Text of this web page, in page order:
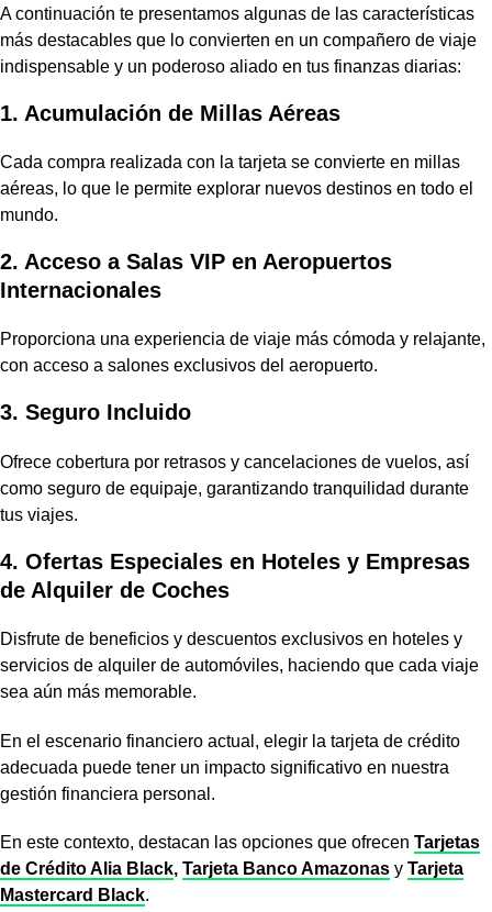
A continuación te presentamos algunas de las características
más destacables que lo convierten en un compañero de viaje
indispensable y un poderoso aliado en tus finanzas diarias:
1. Acumulación de Millas Aéreas
Cada compra realizada con la tarjeta se convierte en millas
aéreas, lo que le permite explorar nuevos destinos en todo el
mundo.
2. Acceso a Salas VIP en Aeropuertos
Internacionales
Proporciona una experiencia de viaje más cómoda y relajante,
con acceso a salones exclusivos del aeropuerto.
3. Seguro Incluido
Ofrece cobertura por retrasos y cancelaciones de vuelos, así
como seguro de equipaje, garantizando tranquilidad durante
tus viajes.
4. Ofertas Especiales en Hoteles y Empresas
de Alquiler de Coches
Disfrute de beneficios y descuentos exclusivos en hoteles y
servicios de alquiler de automóviles, haciendo que cada viaje
sea aún más memorable.
En el escenario financiero actual, elegir la tarjeta de crédito
adecuada puede tener un impacto significativo en nuestra
gestión financiera personal.
En este contexto, destacan las opciones que ofrecen Tarjetas
de Crédito Alia Black, Tarjeta Banco Amazonas y Tarjeta
Mastercard Black.